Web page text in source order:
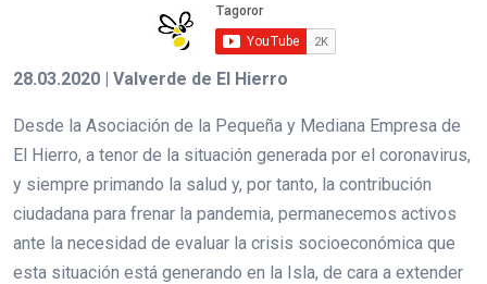
28.03.2020 | Valverde de El Hierro
Desde la Asociación de la Pequeña y Mediana Empresa de
El Hierro, a tenor de la situación generada por el coronavirus,
y siempre primando la salud y, por tanto, la contribución
ciudadana para frenar la pandemia, permanecemos activos
ante la necesidad de evaluar la crisis socioeconómica que
esta situación está generando en la Isla, de cara a extender